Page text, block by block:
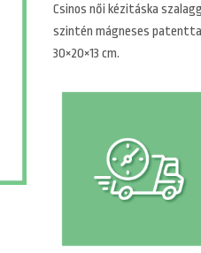
Csinos női kézitáska
szintén mágneses
30×20×13 cm.